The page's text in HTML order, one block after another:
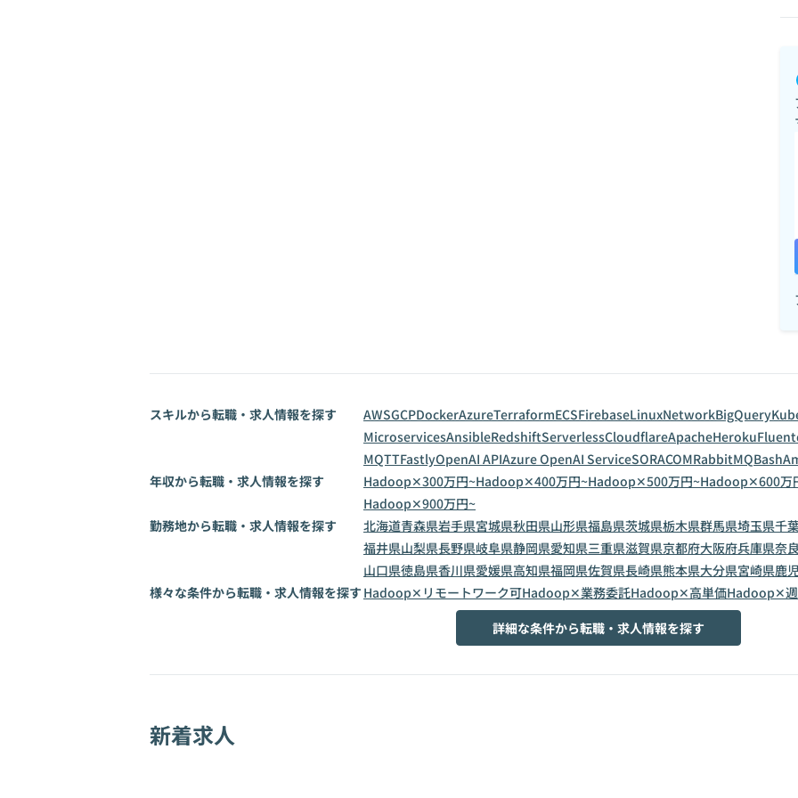
スキルから転職・求人情報を探す AWSGCPDockerAzureTerraformECSFirebaseLinuxNetworkBigQuery
MicroservicesAnsibleRedshiftServerlessCloudflareApacheHeroku
MQTTFastlyOpenAI APIAzure OpenAI ServiceSORACOMRabbitMQBash
年収から転職・求人情報を探す
Hadoop✕300万円~Hadoop✕400万円~Hadoop✕500万円~Hadoop✕600万
Hadoop✕900万円~
勤務地から転職・求人情報を探す
北海道青森県岩手県宮城県秋田県山形県福島県茨城県栃木県群馬県埼玉県千
福井県山梨県長野県岐阜県静岡県愛知県三重県滋賀県京都府大阪府兵庫県奈
山口県徳島県香川県愛媛県高知県福岡県佐賀県長崎県熊本県大分県宮崎県鹿
様々な条件から転職・求人情報を探す Hadoop✕リモートワーク可Hadoop✕業務委託Hadoop✕高単価Hadoop✕
詳細な条件から転職・求人情報を探す
新着求人